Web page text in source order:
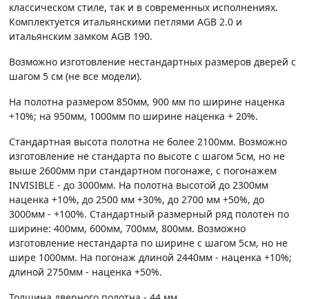
классическом стиле, так и в современных исполнениях.
Комплектуется итальянскими петлями AGB 2.0 и
итальянским замком AGB 190.
Возможно изготовление нестандартных размеров дверей с
шагом 5 см (не все модели).
На полотна размером 850мм, 900 мм по ширине наценка
+10%; на 950мм, 1000мм по ширине наценка + 20%.
Стандартная высота полотна не более 2100мм. Возможно
изготовление не стандарта по высоте с шагом 5см, но не
выше 2600мм при стандартном погонаже, с погонажем
INVISIBLE - до 3000мм. На полотна высотой до 2300мм
наценка +10%, до 2500 мм +30%, до 2700 мм +50%, до
3000мм - +100%. Стандартный размерный ряд полотен по
ширине: 400мм, 600мм, 700мм, 800мм. Возможно
изготовление нестандарта по ширине с шагом 5см, но не
шире 1000мм. На погонаж длиной 2440мм - наценка +10%;
длиной 2750мм - наценка +50%.